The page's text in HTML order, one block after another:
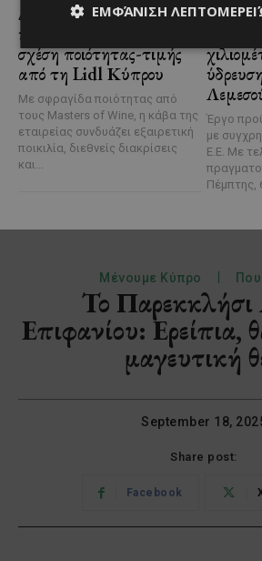
Διεθνώς αναγνωρισμένα
κρασιά στην κορυφαία
σχέση ποιότητας-τιμής
από τη Lidl Κύπρου
Με σφραγίδα ποιότητας από
τους Masters of Wine, η κάβα της
εταιρείας συνδυάζει εξαιρετική
ποικιλία, διεθνείς διακρίσεις
και...
Έργο
με
Ε.Ε. Με τελετή που
Πέμπτης,
ΕΜΦΆΝΙΣΗ